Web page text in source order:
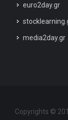
euro2day.gr
media2day.gr
Copyrights ©